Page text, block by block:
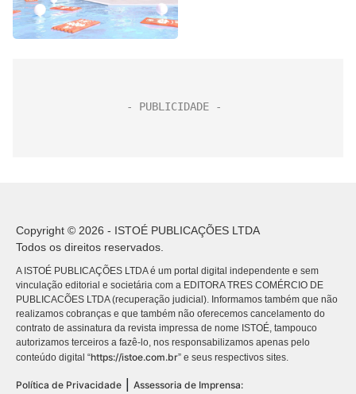
Copyright © 2026 - ISTOÉ PUBLICAÇÕES LTDA
Todos os direitos reservados.
A ISTOÉ PUBLICAÇÕES LTDA é um portal digital independente e sem
vinculação editorial e societária com a EDITORA TRES COMÉRCIO DE
PUBLICACÕES LTDA (recuperação judicial). Informamos também que não
realizamos cobranças e que também não oferecemos cancelamento do
contrato de assinatura da revista impressa de nome ISTOÉ, tampouco
autorizamos terceiros a fazê-lo, nos responsabilizamos apenas pelo
conteúdo digital “https://istoe.com.br” e seus respectivos sites.
Política de Privacidade Assessoria de Imprensa: